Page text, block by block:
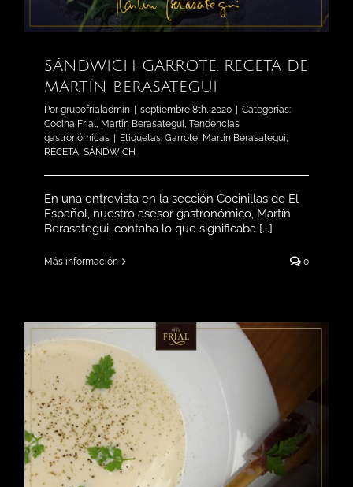
SÁNDWICH GARROTE. RECETA DE
MARTÍN BERASATEGUI
Por grupofrialadmin | septiembre 8th, 2020 | Categorías:
Cocina Frial
Martín Berasategui Tendencias
gastronómicas | Etiquetas: Garrote Martín Berasategui
RECETA SÁNDWICH
En una entrevista en la sección Cocinillas de El
Español, nuestro asesor gastronómico, Martín
Berasategui, contaba lo que significaba [...]
Más información 0